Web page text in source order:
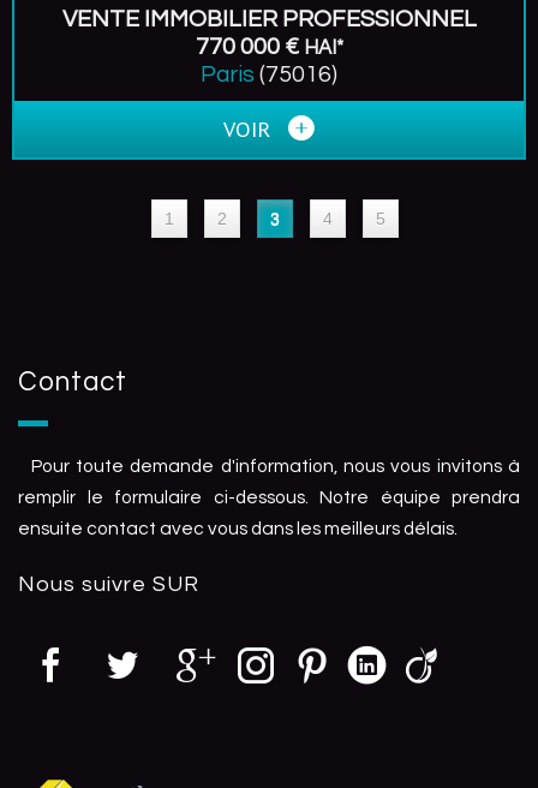
VENTE IMMOBILIER PROFESSIONNEL
770 000 € HAI*
Paris (75016)
VOIR
1 2 3 4 5
Contact
Pour toute demande d'information, nous vous invitons à
remplir le formulaire ci-dessous. Notre équipe prendra
ensuite contact avec vous dans les meilleurs délais.
Nous suivre SUR